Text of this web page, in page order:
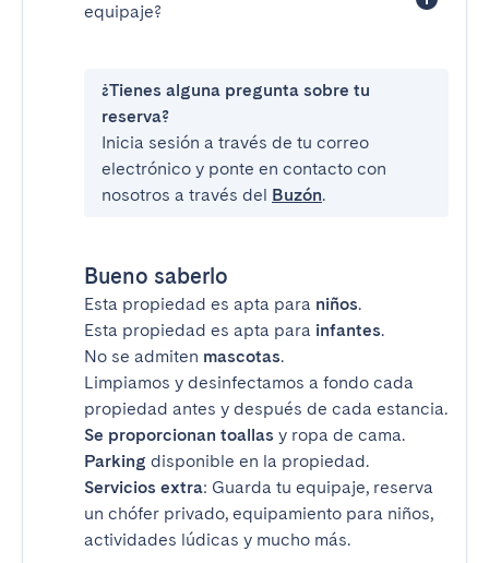
equipaje?
¿Tienes alguna pregunta sobre tu
reserva?
Inicia sesión a través de tu correo
electrónico y ponte en contacto con
nosotros a través del Buzón.
Bueno saberlo
Esta propiedad es apta para niños.
Esta propiedad es apta para infantes.
No se admiten mascotas.
Limpiamos y desinfectamos a fondo cada
propiedad antes y después de cada estancia.
Se proporcionan toallas y ropa de cama.
Parking disponible en la propiedad.
Servicios extra: Guarda tu equipaje, reserva
un chófer privado, equipamiento para niños,
actividades lúdicas y mucho más.